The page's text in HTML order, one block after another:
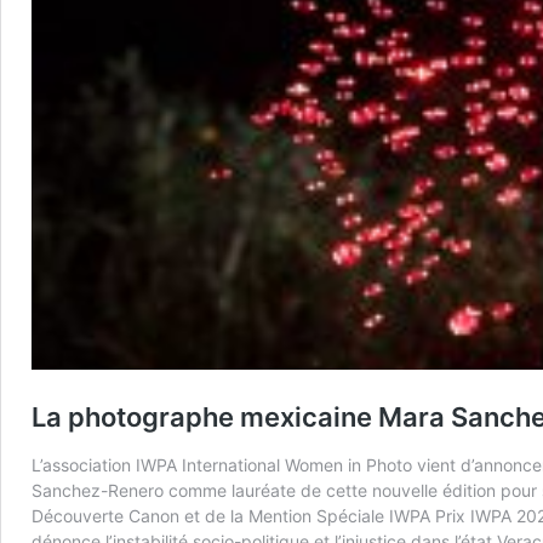
La photographe mexicaine Mara
L’association IWPA International Women in Photo vient
Sanchez-Renero comme lauréate de cette nouvelle édition
Découverte Canon et de la Mention Spéciale IWPA Prix IWPA